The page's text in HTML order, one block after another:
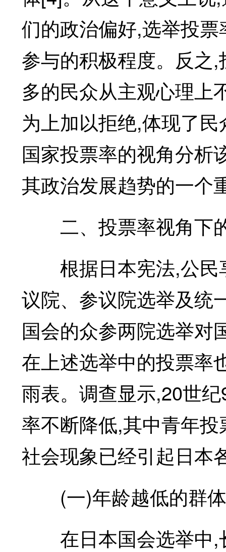
们的政治偏好,选举投
参与的积极程度。反之
多的民众从主观心理上
为上加以拒绝,体现了
国家投票率的视角分析
其政治发展趋势的一个
二、投票率视角下
根据日本宪法,公民
议院、参议院选举及统
国会的众参两院选举对
在上述选举中的投票率
雨表。调查显示,20世
率不断降低,其中青年
社会现象已经引起日本
(一)年龄越低的群体
在日本国会选举中,